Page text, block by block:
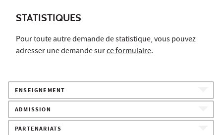
STATISTIQUES
Pour toute autre demande de statistique, vous pouvez
adresser une demande surce formulaire.
ENSEIGNEMENT
ADMISSION
PARTENARIATS